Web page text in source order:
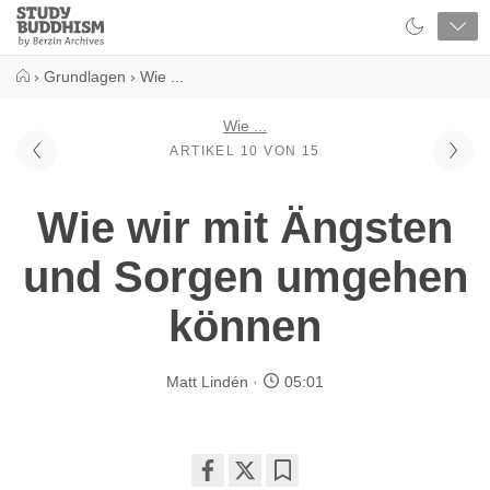
Close
Study
Buddhism
› Grundlagen › Wie ...
Wie ...
ARTIKEL 10 VON 15
Wie wir mit Ängsten
und Sorgen umgehen
können
Matt Lindén 05:01